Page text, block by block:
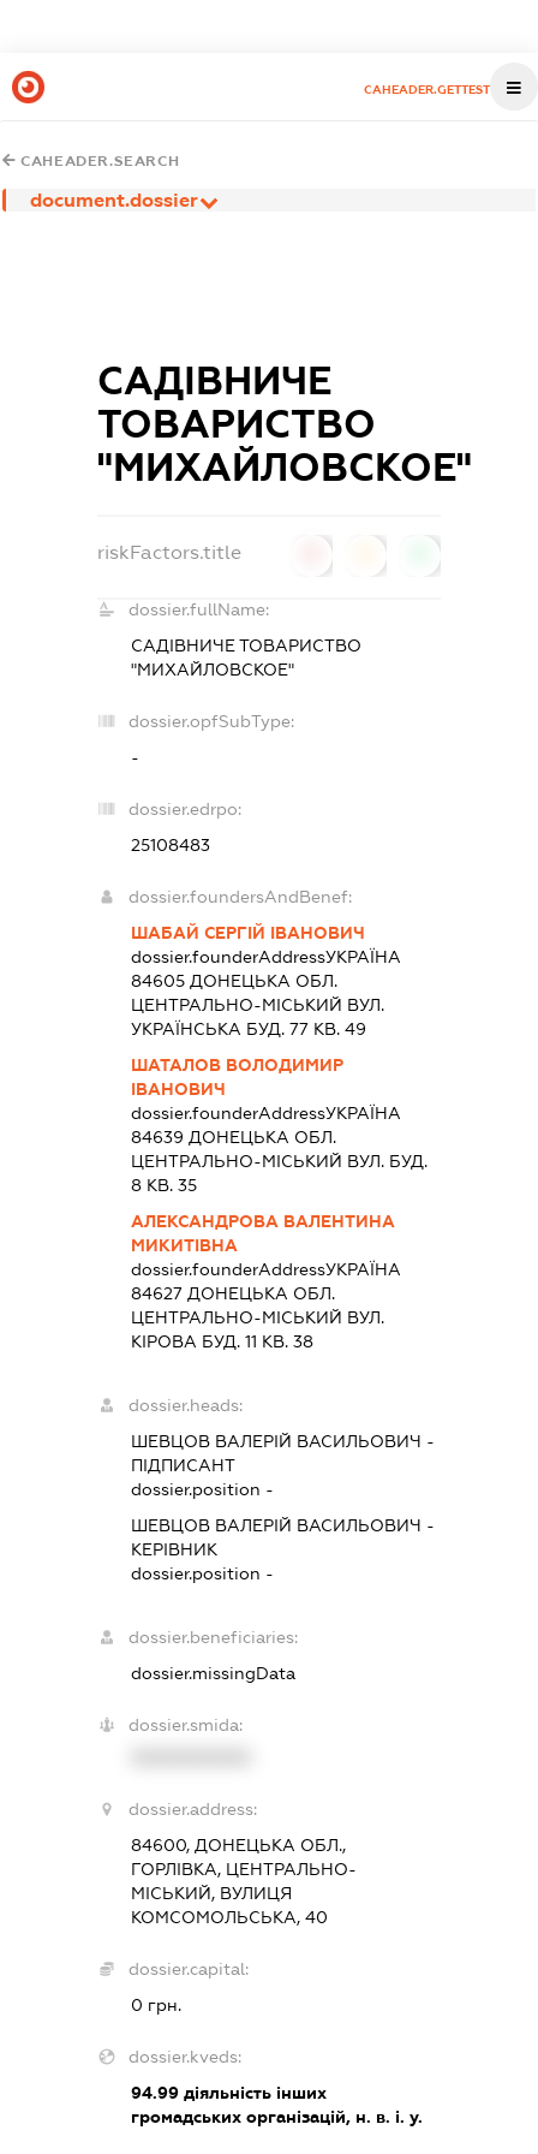
CAHEADER.GETTEST
CAHEADER.SEARCH
document.dossier
САДІВНИЧЕ
ТОВАРИСТВО
"МИХАЙЛОВСКОЕ"
riskFactors.title
dossier.fullName:
САДІВНИЧЕ ТОВАРИСТВО
"МИХАЙЛОВСКОЕ"
dossier.opfSubType:
-
dossier.edrpo:
25108483
dossier.foundersAndBenef:
ШАБАЙ СЕРГІЙ ІВАНОВИЧ
dossier.founderAddressУКРАЇНА
84605 ДОНЕЦЬКА ОБЛ.
ЦЕНТРАЛЬНО-МІСЬКИЙ ВУЛ.
УКРАЇНСЬКА БУД. 77 КВ. 49
ШАТАЛОВ ВОЛОДИМИР
ІВАНОВИЧ
dossier.founderAddressУКРАЇНА
84639 ДОНЕЦЬКА ОБЛ.
ЦЕНТРАЛЬНО-МІСЬКИЙ ВУЛ. БУД.
8 КВ. 35
АЛЕКСАНДРОВА ВАЛЕНТИНА
МИКИТІВНА
dossier.founderAddressУКРАЇНА
84627 ДОНЕЦЬКА ОБЛ.
ЦЕНТРАЛЬНО-МІСЬКИЙ ВУЛ.
КІРОВА БУД. 11 КВ. 38
dossier.heads:
ШЕВЦОВ ВАЛЕРІЙ ВАСИЛЬОВИЧ -
ПІДПИСАНТ
dossier.position -
ШЕВЦОВ ВАЛЕРІЙ ВАСИЛЬОВИЧ -
КЕРІВНИК
dossier.position -
dossier.beneficiaries:
dossier.missingData
dossier.smida:
dossier.address:
84600, ДОНЕЦЬКА ОБЛ.,
ГОРЛІВКА, ЦЕНТРАЛЬНО-
МІСЬКИЙ, ВУЛИЦЯ
КОМСОМОЛЬСЬКА, 40
dossier.capital:
0 грн.
dossier.kveds:
94.99 діяльність інших
громадських організацій, н. в. і. у.